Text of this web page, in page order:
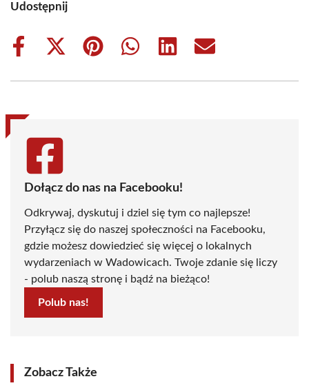
Udostępnij
Share
Share
(Twitter)
Share
Share
Share
Share
Dołącz do nas na Facebooku!
Odkrywaj, dyskutuj i dziel się tym co najlepsze!
Przyłącz się do naszej społeczności na Facebooku,
gdzie możesz dowiedzieć się więcej o lokalnych
wydarzeniach w Wadowicach. Twoje zdanie się liczy
- polub naszą stronę i bądź na bieżąco!
Polub nas!
Zobacz Także